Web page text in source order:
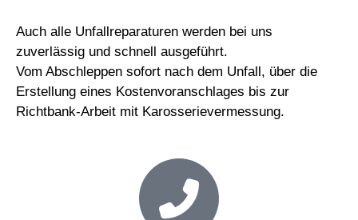
Auch alle Unfallreparaturen werden bei uns
zuverlässig und schnell ausgeführt.
Vom Abschleppen sofort nach dem Unfall, über die
Erstellung eines Kostenvoranschlages bis zur
Richtbank-Arbeit mit Karosserievermessung.